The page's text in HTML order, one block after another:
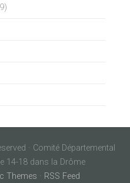
· Comité Départemental
14-18 dans la Drôme
Themes · RSS Feed